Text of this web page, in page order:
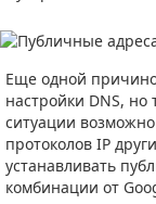
Еще одной
настройки DNS, но
ситуации
протоколов IP
устанавливать
комбинации от